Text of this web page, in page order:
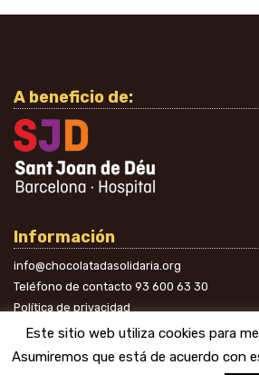
A beneficio de:
Información
info@chocolatadasolidaria.org
Teléfono de contacto 93 600 63 30
Política de privacidad
En las redes
Este sitio web utiliza cookies para
Asumiremos que está de acuerdo con